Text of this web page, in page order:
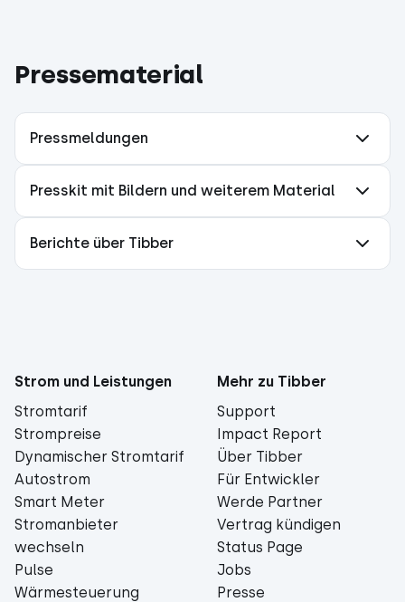
Pressematerial
Pressmeldungen
Presskit mit Bildern und weiterem Material
Berichte über Tibber
Strom und Leistungen
Stromtarif
Strompreise
Dynamischer Stromtarif
Autostrom
Smart Meter
Stromanbieter
wechseln
Pulse
Wärmesteuerung
Mehr zu Tibber
Support
Impact Report
Über Tibber
Für Entwickler
Werde Partner
Vertrag kündigen
Status Page
Jobs
Presse